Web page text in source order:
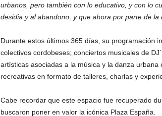
urbanos, pero también con lo educativo, y con lo
desidia y al abandono, y que ahora por parte de la
Durante estos últimos 365 días, su programación
colectivos cordobeses; conciertos musicales de
artísticas asociadas a la música y la danza
recreativas en formato de talleres, charlas y
Cabe recordar que este espacio fue recuperado
buscaron poner en valor la icónica Plaza España.